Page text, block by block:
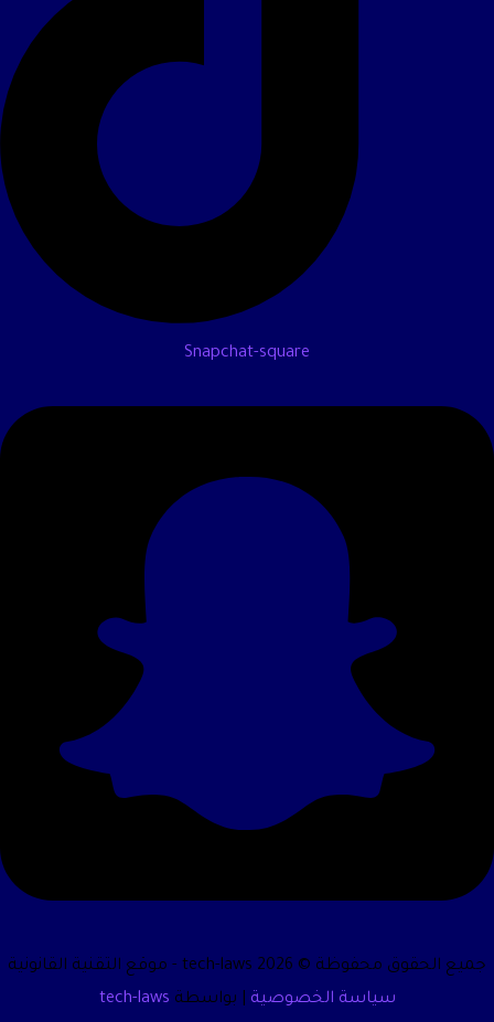
Snapchat-square
جميع الحقوق محفوظة © 2026 tech-laws - موقع التقنية القانونية
سياسة الخصوصية | بواسطة tech-laws